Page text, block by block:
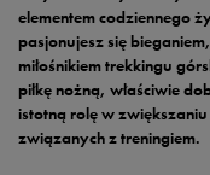
elementem codziennego
pasjonujesz się
miłośnikiem trekkingu
piłkę nożną, właściwie
istotną rolę w
związanych z treningiem.